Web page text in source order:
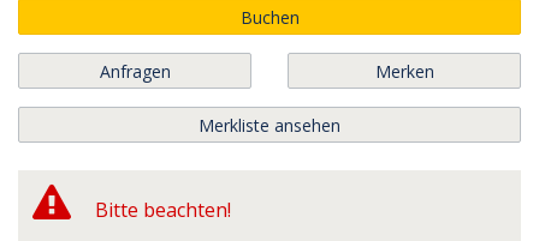
Buchen
Anfragen Merken
Merkliste ansehen
Bitte beachten!